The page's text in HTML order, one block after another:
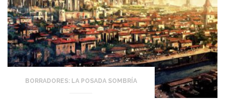
BORRADORES: LA POSADA SOMBRÍA